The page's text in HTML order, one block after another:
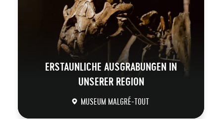
ERSTAUNLICHE AUSGRABUNGEN IN
UNSERER REGION
MUSEUM MALGRÉ-TOUT